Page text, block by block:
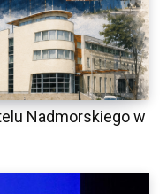
Nadmorskiego w